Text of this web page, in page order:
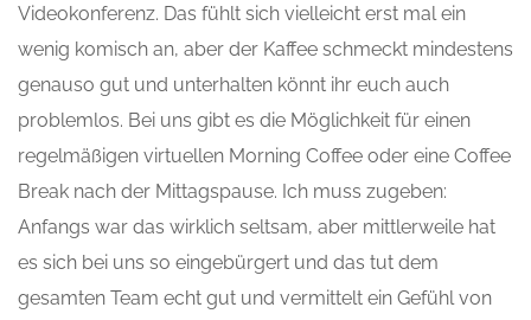
Videokonferenz. Das fühlt sich vielleicht erst mal ein
wenig komisch an, aber der Kaffee schmeckt mindestens
genauso gut und unterhalten könnt ihr euch auch
problemlos. Bei uns gibt es die Möglichkeit für einen
regelmäßigen virtuellen Morning Coffee oder eine Coffee
Break nach der Mittagspause. Ich muss zugeben:
Anfangs war das wirklich seltsam, aber mittlerweile hat
es sich bei uns so eingebürgert und das tut dem
gesamten Team echt gut und vermittelt ein Gefühl von